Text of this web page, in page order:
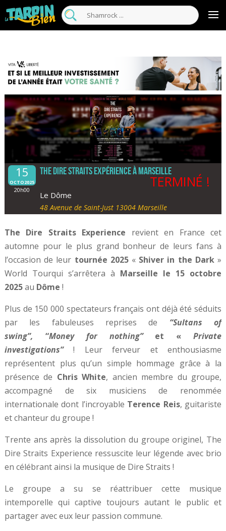
15
OCTO2025
20h00
The Dire Straits Expérience à Marseille
TERMINÉ !
Le Dôme
48 Avenue de Saint-Just 13004 Marseille
The Dire Straits Experience revient en France cet
automne pour le plus grand bonheur de leurs fans à
l’occasion de leur tournée 2025« Shiver in the Dark»
World Tourqui s’arrêtera à Marseille le 15 octobre
2025au Dôme !
Plus de 150 000 spectateurs français ont déjà été séduits
par les fabuleuses reprises de
“Sultans of
swing”, “Money for nothing”et «Private
investigations”! Leur ferveur et enthousiasme
représentent plus qu’un simple hommage grâce à la
présence de Chris White, ancien membre du groupe,
accompagné de six musiciens de renommée
internationale dont l’incroyable Terence Reis, guitariste
et chanteur du groupe !
Trente ans après la dissolution du groupe originel, The
Dire Straits Experience ressuscite leur légende avec brio
en célébrant ainsi la musique de Dire Straits !
Le groupe a su se réattribuer cette musique
intemporelle qui captive toujours autant le public et
partager avec eux leur passion commune.